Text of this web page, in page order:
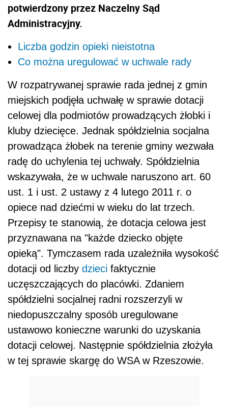
potwierdzony przez Naczelny Sąd
Administracyjny.
Liczba godzin opieki nieistotna
Co można uregulować w uchwale rady
W rozpatrywanej sprawie rada jednej z gmin
miejskich podjęła uchwałę w sprawie dotacji
celowej dla podmiotów prowadzących żłobki i
kluby dziecięce. Jednak spółdzielnia socjalna
prowadząca żłobek na terenie gminy wezwała
radę do uchylenia tej uchwały. Spółdzielnia
wskazywała, że w uchwale naruszono art. 60
ust. 1 i ust. 2 ustawy z 4 lutego 2011 r. o
opiece nad dziećmi w wieku do lat trzech.
Przepisy te stanowią, że dotacja celowa jest
przyznawana na "każde dziecko objęte
opieką". Tymczasem rada uzależniła wysokość
dotacji od liczby dzieci faktycznie
uczęszczających do placówki. Zdaniem
spółdzielni socjalnej radni rozszerzyli w
niedopuszczalny sposób uregulowane
ustawowo konieczne warunki do uzyskania
dotacji celowej. Następnie spółdzielnia złożyła
w tej sprawie skargę do WSA w Rzeszowie.